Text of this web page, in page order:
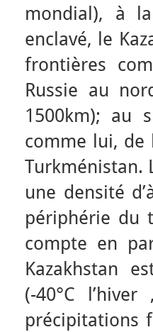
mondial), à
enclavé, le
frontières
Russie au
1500km); au
comme lui, de
Turkménistan.
une densité
périphérie du
compte en
Kazakhstan
(-40°C
précipitations